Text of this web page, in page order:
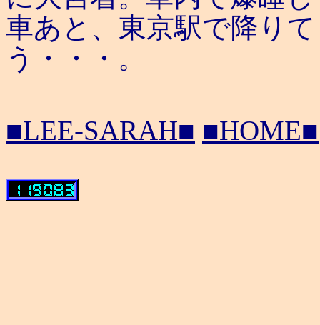
車あと、東京駅で降り
う・・・。
■LEE-SARAH■ ■HOME■